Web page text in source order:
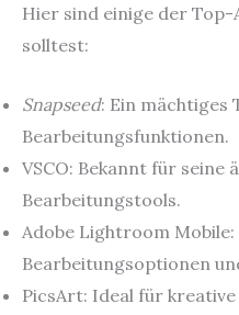
Hier sind einige der Top-
solltest:
Snapseed: Ein mächtiges
Bearbeitungsfunktionen.
VSCO: Bekannt für seine
Bearbeitungstools.
Adobe Lightroom
Bearbeitungsoptionen
PicsArt: Ideal für